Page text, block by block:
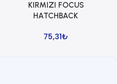
KIRMIZI FOCUS
HATCHBACK
75,31₺